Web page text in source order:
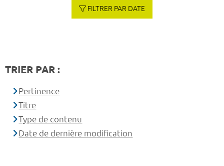
FILTRER PAR DATE
TRIER PAR :
Pertinence
Titre
Type de contenu
Date de dernière modification